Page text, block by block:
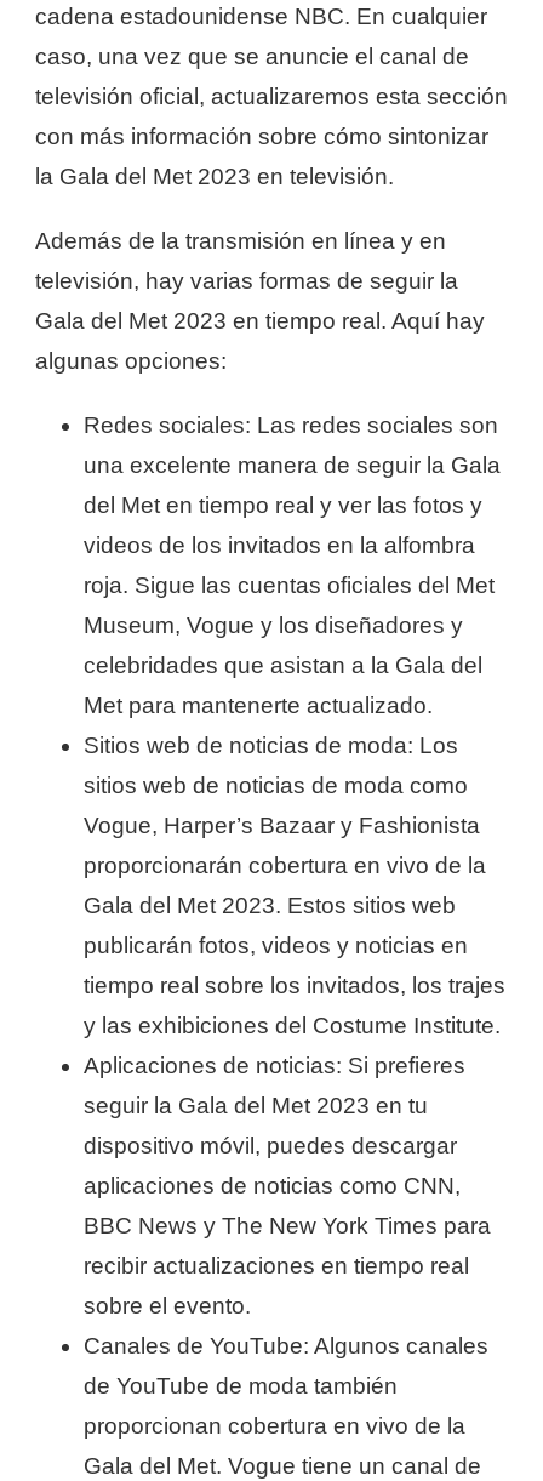
cadena estadounidense NBC. En cualquier
caso, una vez que se anuncie el canal de
televisión oficial, actualizaremos esta sección
con más información sobre cómo sintonizar
la Gala del Met 2023 en televisión.
Además de la transmisión en línea y en
televisión, hay varias formas de seguir la
Gala del Met 2023 en tiempo real. Aquí hay
algunas opciones:
Redes sociales: Las redes sociales son
una excelente manera de seguir la Gala
del Met en tiempo real y ver las fotos y
videos de los invitados en la alfombra
roja. Sigue las cuentas oficiales del Met
Museum, Vogue y los diseñadores y
celebridades que asistan a la Gala del
Met para mantenerte actualizado.
Sitios web de noticias de moda: Los
sitios web de noticias de moda como
Vogue, Harper’s Bazaar y Fashionista
proporcionarán cobertura en vivo de la
Gala del Met 2023. Estos sitios web
publicarán fotos, videos y noticias en
tiempo real sobre los invitados, los trajes
y las exhibiciones del Costume Institute.
Aplicaciones de noticias: Si prefieres
seguir la Gala del Met 2023 en tu
dispositivo móvil, puedes descargar
aplicaciones de noticias como CNN,
BBC News y The New York Times para
recibir actualizaciones en tiempo real
sobre el evento.
Canales de YouTube: Algunos canales
de YouTube de moda también
proporcionan cobertura en vivo de la
Gala del Met. Vogue tiene un canal de